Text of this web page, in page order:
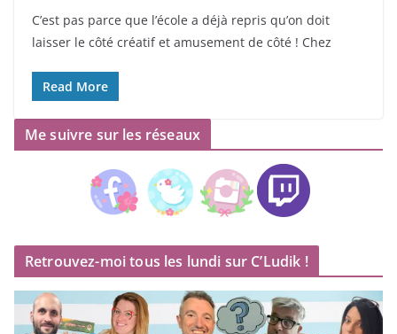
C’est pas parce que l’école a déjà repris qu’on doit
laisser le côté créatif et amusement de côté ! Chez
Read More
Me suivre sur les réseaux
Retrouvez-moi tous les lundi sur C’Ludik !